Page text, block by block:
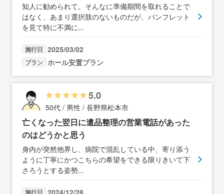
知人に勧められて。そんなに準備期間を取れることで
はなく、あまり選択肢のないものだが、パンフレット
を見て特に不満に...
施行日 2025/03/02
プラン ホール安置プラン
5.0
50代 / 男性 / 長野県松本市
亡くなった翌日に遺品整理の営業電話があった
のはどうかと思う
身内が突然他界し、病院で混乱している中、寄り添う
ように丁寧にかつこちらの希望をできる限りきいて下
さろうとする姿勢...
施行日 2024/12/28